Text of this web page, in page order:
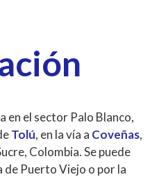
en el sector Palo Blanco,
Tolú, en la vía a Coveñas,
Colombia. Se puede
Puerto Viejo o por la